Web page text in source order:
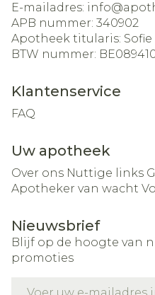
E-mailadres: info@
APB nummer: 340902
Apotheek titularis:
BTW nummer:
Klantenservice
FAQ
Uw apotheek
Over ons Nuttige links
Apotheker van wacht
Nieuwsbrief
Blijf op de hoogte van
promoties